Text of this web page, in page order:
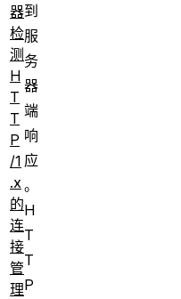
到
服
务
器
端
响
应
。
H
T
T
P
器
检
测
H
T
T
P
/1
.x
的
连
接
管
理